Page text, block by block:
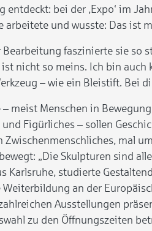
entdeckt: bei der ‚Expo‘ im
arbeitete und wusste: Das ist
Bearbeitung faszinierte sie so
ist nicht so meins. Ich bin
– wie ein Bleistift. Bei
– meist Menschen in
Figürliches – sollen
Zwischenmenschliches, mal
„Die Skulpturen sind
Karlsruhe, studierte
an der
Ausstellungen
zu den Öffnungszeiten